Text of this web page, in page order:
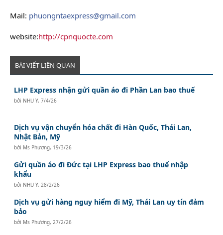
Mail: phuongntaexpress@gmail.com
website:http://cpnquocte.com
BÀI VIẾT LIÊN QUAN
LHP Express nhận gửi quần áo đi Phần Lan bao thuế
bởi NHU Y,7/4/26
Dịch vụ vận chuyển hóa chất đi Hàn Quốc, Thái Lan,
Nhật Bản, Mỹ
bởi Ms Phương, 19/3/26
Gửi quần áo đi Đức tại LHP Express bao thuế nhập
khẩu
bởi NHU Y, 28/2/26
Dịch vụ gửi hàng nguy hiểm đi Mỹ, Thái Lan uy tín đảm
bảo
bởi Ms Phương, 27/2/26